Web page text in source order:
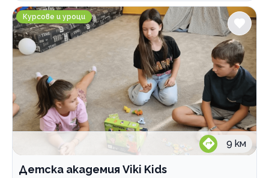
Детска академия Viki Kids
Курсове и уроци
9 км
Детска академия Viki Kids